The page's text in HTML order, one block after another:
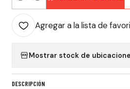
Cantidad
Agregar a la lista de
Mostrar stock de
DESCRIPCIÓN